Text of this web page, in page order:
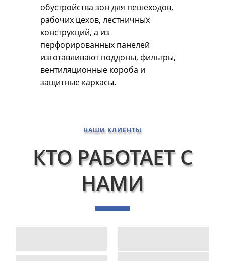
обустройства зон для пешеходов,
рабочих цехов, лестничных
конструкций, а из
перфорированных панелей
изготавливают поддоны, фильтры,
вентиляционные короба и
защитные каркасы.
НАШИ КЛИЕНТЫ
КТО РАБОТАЕТ С
НАМИ